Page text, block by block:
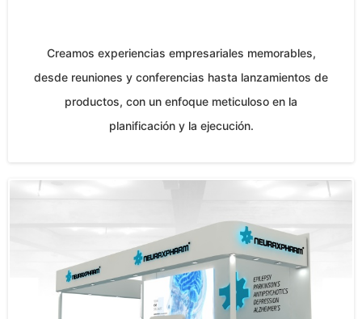
Creamos experiencias empresariales memorables,
desde reuniones y conferencias hasta lanzamientos de
productos, con un enfoque meticuloso en la
planificación y la ejecución.